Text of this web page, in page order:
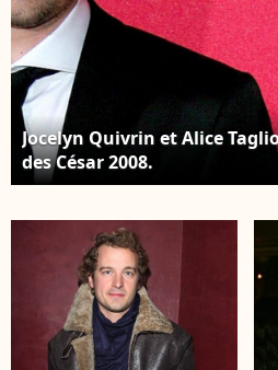
Jocelyn Quivrin et Alice
des César 2008.